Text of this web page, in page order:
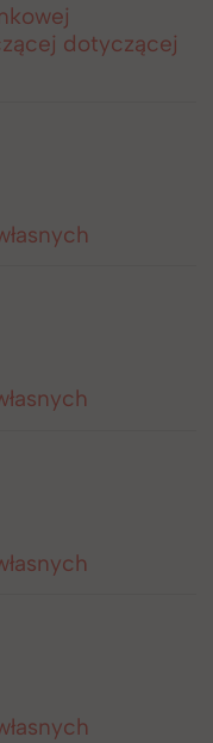
dotyczącej